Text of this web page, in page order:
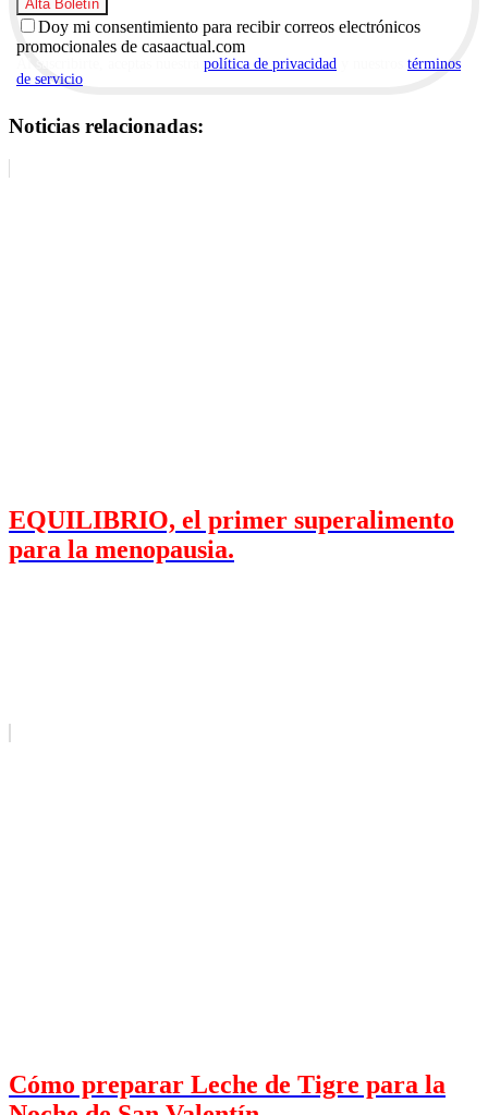
Doy mi consentimiento para recibir correos electrónicos
promocionales de casaactual.com
política de privacidad
términos
de servicio
Noticias relacionadas:
EQUILIBRIO, el primer superalimento
para la menopausia.
Cómo preparar Leche de Tigre para la